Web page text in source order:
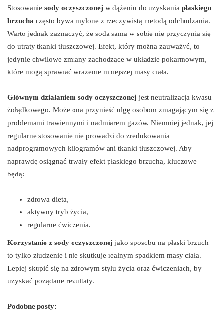
Stosowanie sody oczyszczonej w dążeniu do uzyskania płaskiego
brzucha często bywa mylone z rzeczywistą metodą odchudzania.
Warto jednak zaznaczyć, że soda sama w sobie nie przyczynia się
do utraty tkanki tłuszczowej. Efekt, który można zauważyć, to
jedynie chwilowe zmiany zachodzące w układzie pokarmowym,
które mogą sprawiać wrażenie mniejszej masy ciała.
Głównym działaniem sody oczyszczonej jest neutralizacja kwasu
żołądkowego. Może ona przynieść ulgę osobom zmagającym się z
problemami trawiennymi i nadmiarem gazów. Niemniej jednak, jej
regularne stosowanie nie prowadzi do zredukowania
nadprogramowych kilogramów ani tkanki tłuszczowej. Aby
naprawdę osiągnąć trwały efekt płaskiego brzucha, kluczowe
będą:
zdrowa dieta,
aktywny tryb życia,
regularne ćwiczenia.
Korzystanie z sody oczyszczonej jako sposobu na płaski brzuch
to tylko złudzenie i nie skutkuje realnym spadkiem masy ciała.
Lepiej skupić się na zdrowym stylu życia oraz ćwiczeniach, by
uzyskać pożądane rezultaty.
Podobne posty: